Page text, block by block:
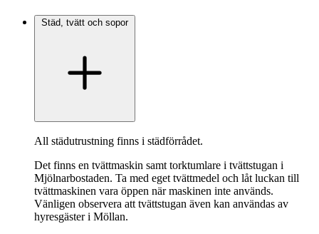
Städ, tvätt och sopor
All städutrustning finns i städförrådet.
Det finns en tvättmaskin samt torktumlare i tvättstugan i
Mjölnarbostaden. Ta med eget tvättmedel och låt luckan till
tvättmaskinen vara öppen när maskinen inte används.
Vänligen observera att tvättstugan även kan användas av
hyresgäster i Möllan.